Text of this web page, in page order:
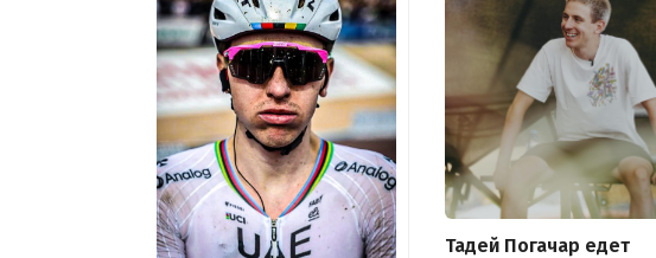
Тадей Погачар едет